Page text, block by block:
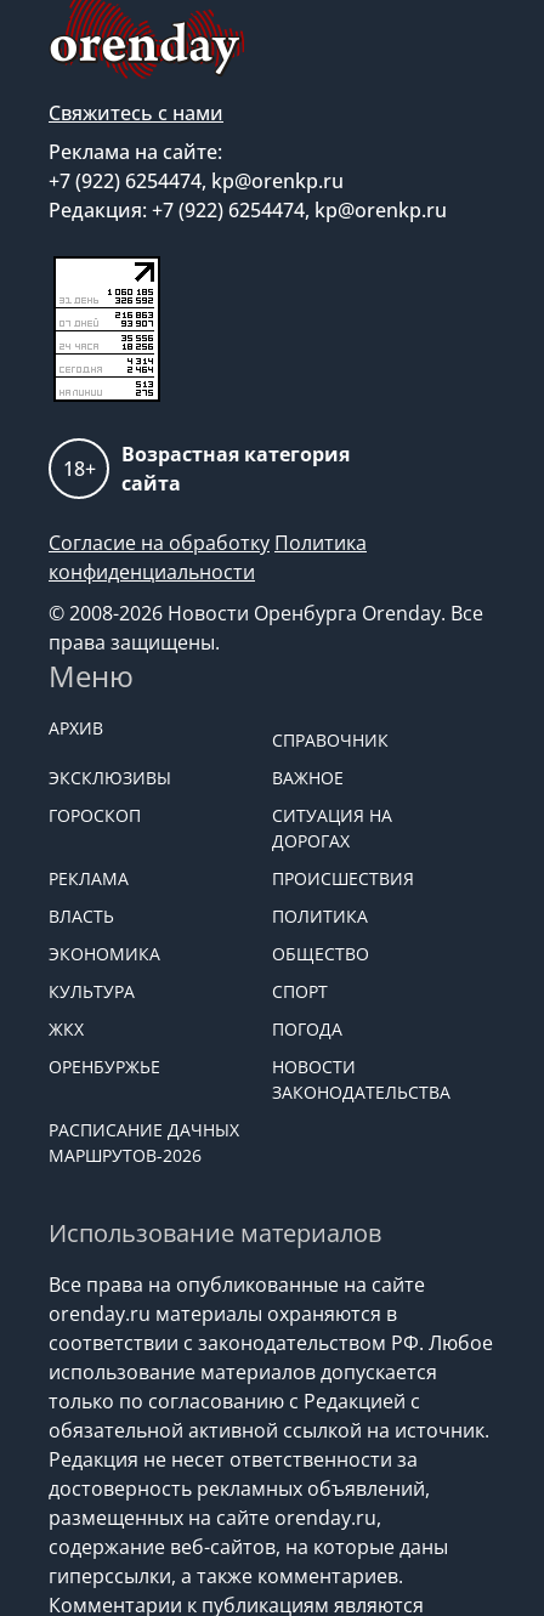
Свяжитесь с нами
Реклама на сайте:
+7 (922) 6254474, kp@orenkp.ru
Редакция: +7 (922) 6254474, kp@orenkp.ru
18+
Возрастная категория
сайта
Согласие на обработку Политика
конфиденциальности
© 2008-2026 Новости Оренбурга Orenday. Все
права защищены.
Меню
АРХИВ
СПРАВОЧНИК
ЭКСКЛЮЗИВЫ
ВАЖНОЕ
ГОРОСКОП
СИТУАЦИЯ НА
ДОРОГАХ
РЕКЛАМА
ПРОИСШЕСТВИЯ
ВЛАСТЬ
ПОЛИТИКА
ЭКОНОМИКА
ОБЩЕСТВО
КУЛЬТУРА
СПОРТ
ЖКХ
ПОГОДА
ОРЕНБУРЖЬЕ
НОВОСТИ
ЗАКОНОДАТЕЛЬСТВА
РАСПИСАНИЕ ДАЧНЫХ
МАРШРУТОВ-2026
Использование материалов
Все права на опубликованные на сайте
orenday.ru материалы охраняются в
соответствии с законодательством РФ. Любое
использование материалов допускается
только по согласованию с Редакцией с
обязательной активной ссылкой на источник.
Редакция не несет ответственности за
достоверность рекламных объявлений,
размещенных на сайте orenday.ru,
содержание веб-сайтов, на которые даны
гиперссылки, а также комментариев.
Комментарии к публикациям являются